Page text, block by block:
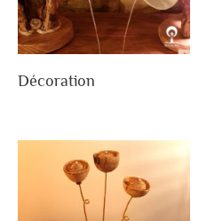
Décoration